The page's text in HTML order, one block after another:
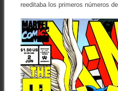
reeditaba los primeros números